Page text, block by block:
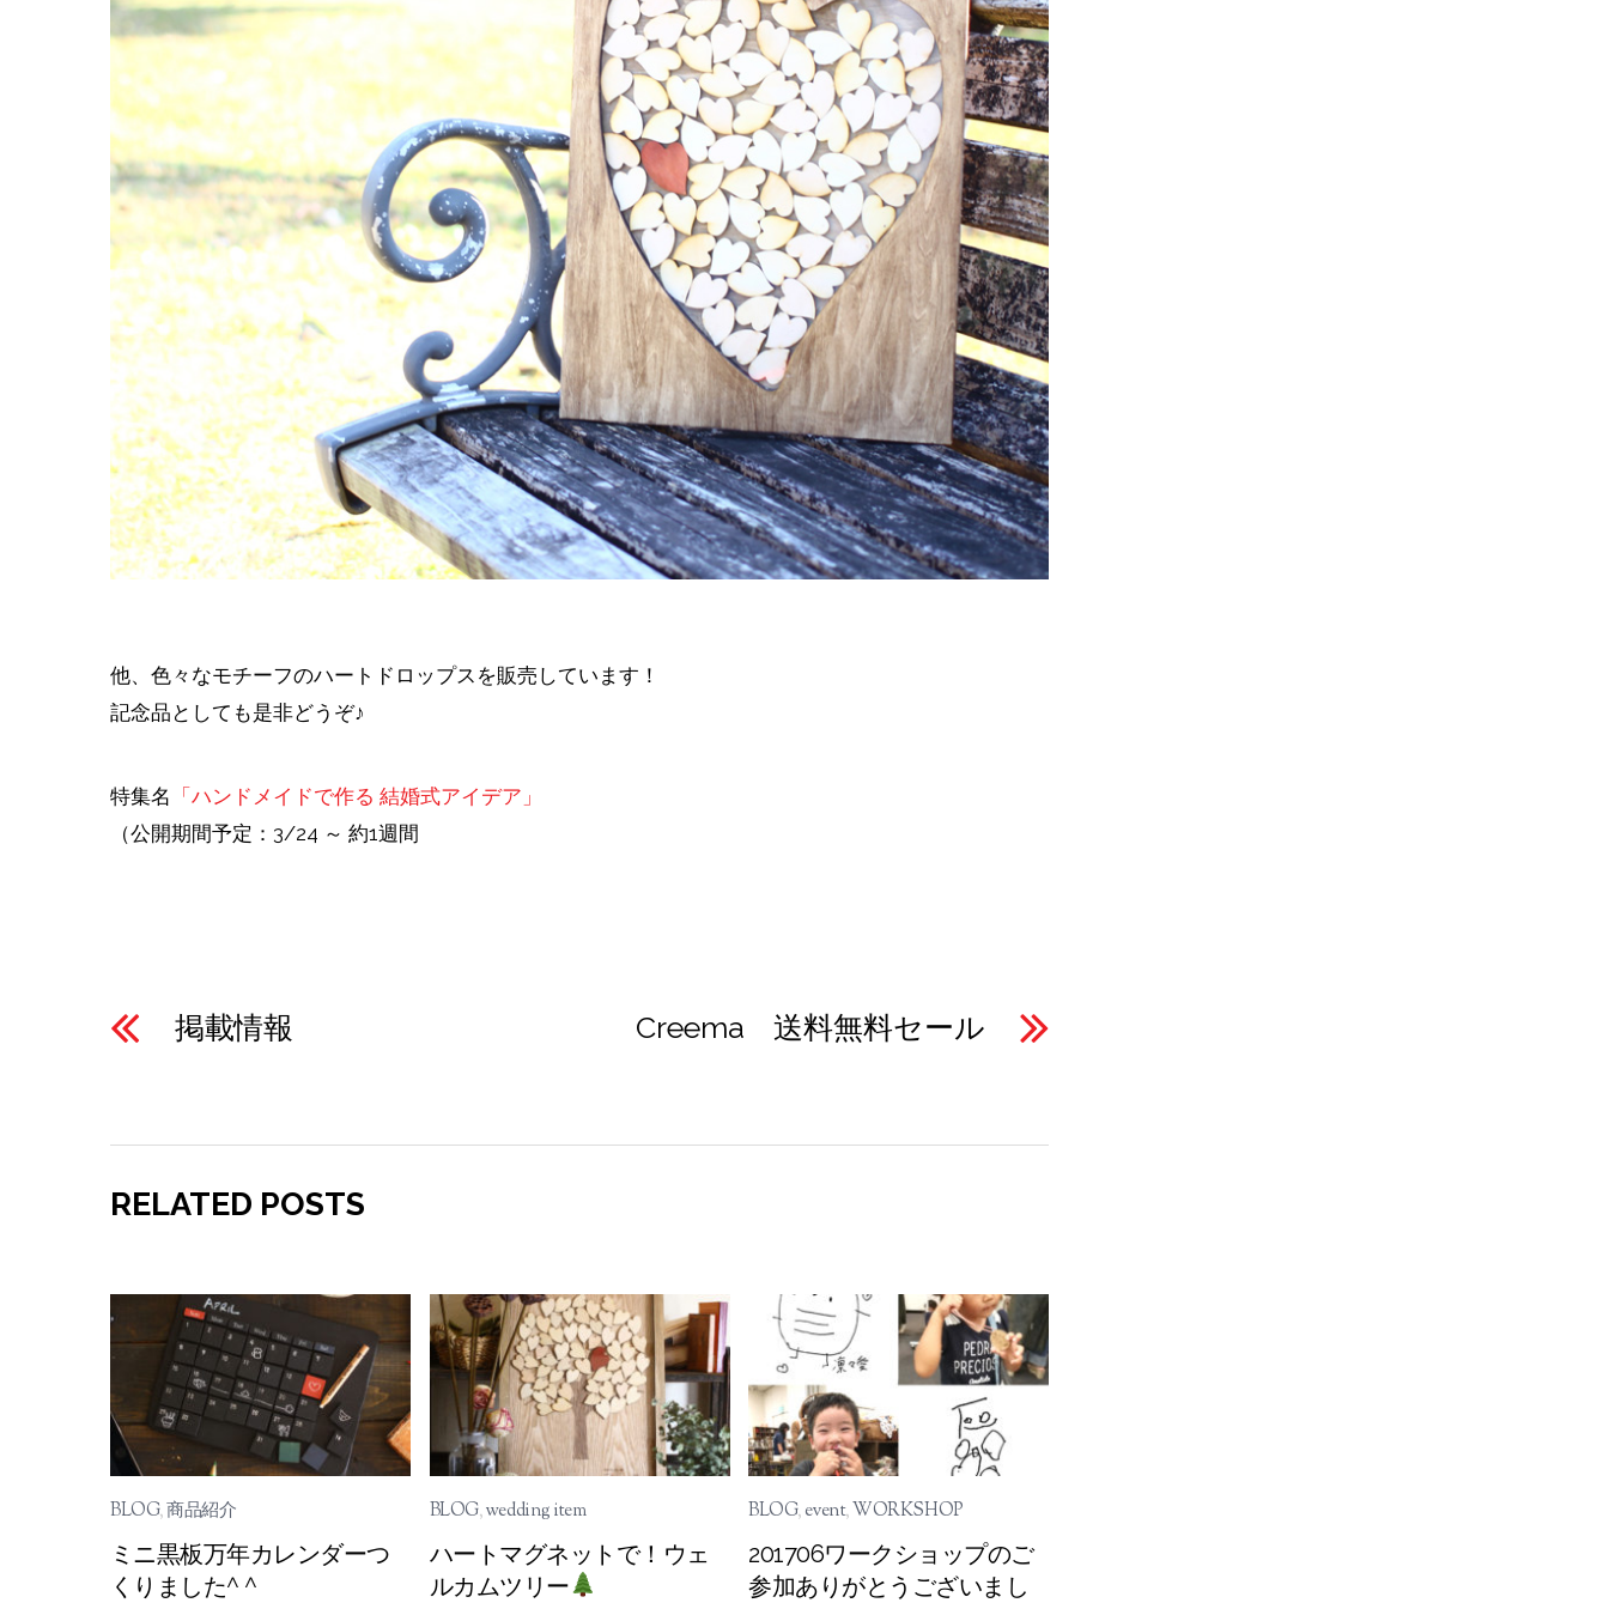
他、色々なモチーフのハートドロップスを販売しています！
記念品としても是非どうぞ♪
特集名 「ハンドメイドで作る 結婚式アイデア」
（公開期間予定：3/24 ～ 約1週間
掲載情報 Creema 送料無料セール
RELATED POSTS
BLOG,商品紹介
ミニ黒板万年カレンダーつ
くりました^ ^
BLOG,wedding item
ハートマグネットで！ウェ
ルカムツリー
BLOG,event,WORKSHOP
201706ワークショップのご
参加ありがとうございまし